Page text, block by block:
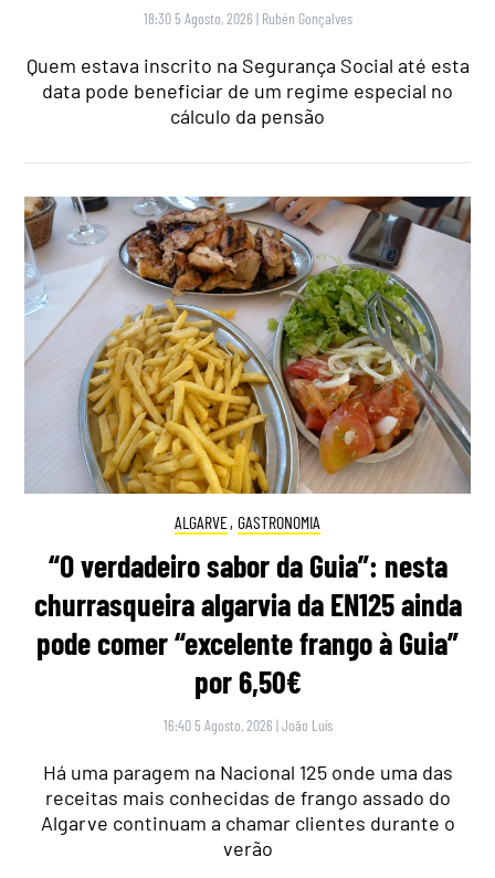
18:30 5 Agosto, 2026 | Rubén Gonçalves
Quem estava inscrito na Segurança Social até esta
data pode beneficiar de um regime especial no
cálculo da pensão
ALGARVE, GASTRONOMIA
“O verdadeiro sabor da Guia”: nesta
churrasqueira algarvia da EN125 ainda
pode comer “excelente frango à Guia”
por 6,50€
16:40 5 Agosto, 2026 |João Luís
Há uma paragem na Nacional 125 onde uma das
receitas mais conhecidas de frango assado do
Algarve continuam a chamar clientes durante o
verão